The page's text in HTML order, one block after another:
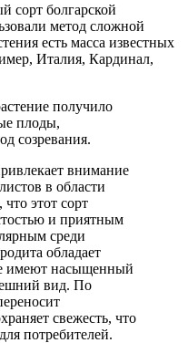
сорт болгарской
метод сложной
есть масса известных
Италия, Кардинал,
получило
плоды,
созревания.
внимание
в области
этот сорт
и приятным
среди
обладает
имеют насыщенный
вид. По
свежесть, что
потребителей.